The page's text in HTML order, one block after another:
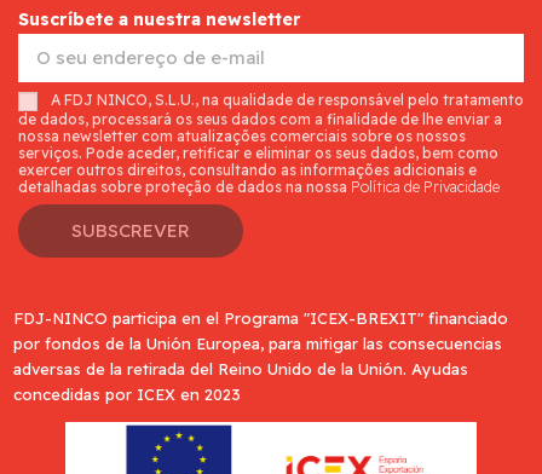
Suscríbete a nuestra newsletter
A FDJ NINCO, S.L.U., na qualidade de responsável pelo tratamento
de dados, processará os seus dados com a finalidade de lhe enviar a
nossa newsletter com atualizações comerciais sobre os nossos
serviços. Pode aceder, retificar e eliminar os seus dados, bem como
exercer outros direitos, consultando as informações adicionais e
detalhadas sobre proteção de dados na nossa Política de Privacidade
SUBSCREVER
FDJ-NINCO participa en el Programa "ICEX-BREXIT" financiado
por fondos de la Unión Europea, para mitigar las consecuencias
adversas de la retirada del Reino Unido de la Unión. Ayudas
concedidas por ICEX en 2023